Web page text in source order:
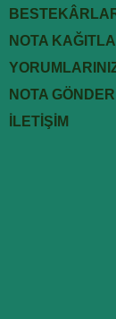
NOTA
NOTA GÖNDER
İLETİŞİM